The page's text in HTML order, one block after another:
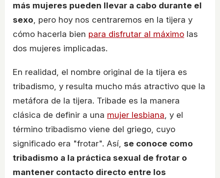
más mujeres pueden llevar a cabo durante el
sexo, pero hoy nos centraremos en la tijera y
cómo hacerla bien para disfrutar al máximo las
dos mujeres implicadas.
En realidad, el nombre original de la tijera es
tribadismo, y resulta mucho más atractivo que la
metáfora de la tijera. Tribade es la manera
clásica de definir a una mujer lesbiana, y el
término tribadismo viene del griego, cuyo
significado era "frotar". Así, se conoce como
tribadismo a la práctica sexual de frotar o
mantener contacto directo entre los